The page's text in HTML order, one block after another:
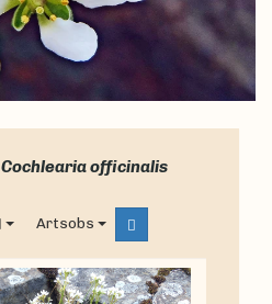
Cochlearia officinalis
Artsobs